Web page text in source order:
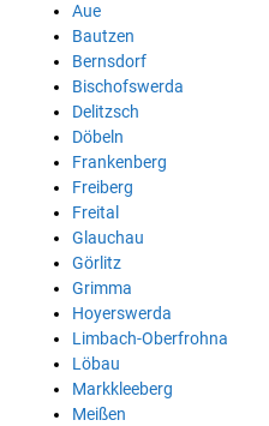
Aue
Bautzen
Bernsdorf
Bischofswerda
Delitzsch
Döbeln
Frankenberg
Freiberg
Freital
Glauchau
Görlitz
Grimma
Hoyerswerda
Limbach-Oberfrohna
Löbau
Markkleeberg
Meißen